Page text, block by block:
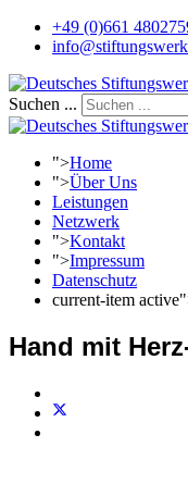
+49 (0)661
Suchen ...
">Home
">Über Uns
Leistungen
Netzwerk
">Kontakt
">Impressum
Datenschutz
current-item
Hand mit